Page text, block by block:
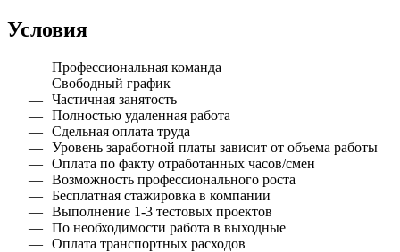
Условия
Профессиональная команда
Свободный график
Частичная занятость
Полностью удаленная работа
Сдельная оплата труда
Уровень заработной платы зависит от объема работы
Оплата по факту отработанных часов/смен
Возможность профессионального роста
Бесплатная стажировка в компании
Выполнение 1-3 тестовых проектов
По необходимости работа в выходные
Оплата транспортных расходов